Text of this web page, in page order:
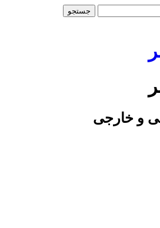
و خارجی